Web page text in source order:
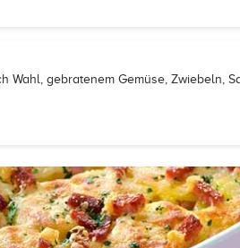
Wahl, gebratenem Gemüse, Zwiebeln,